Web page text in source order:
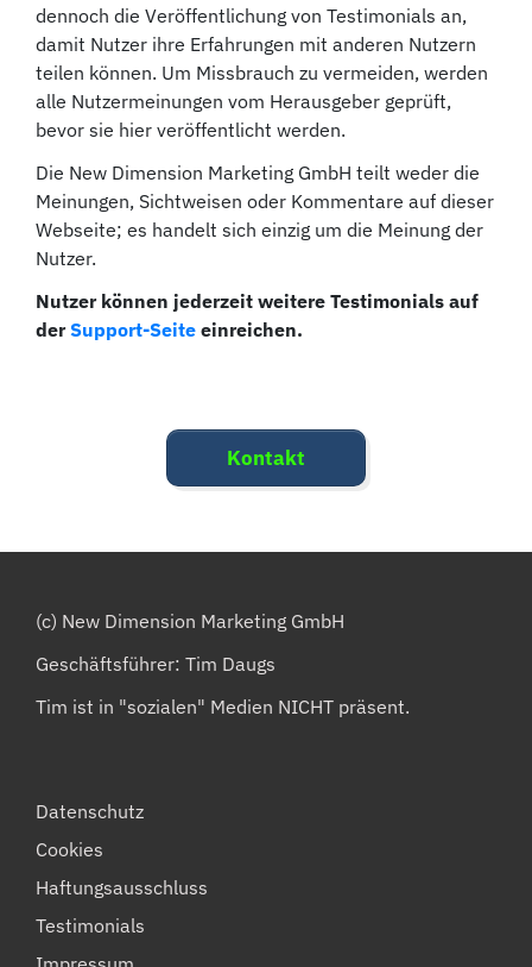
dennoch die Veröffentlichung von Testimonials an,
damit Nutzer ihre Erfahrungen mit anderen Nutzern
teilen können. Um Missbrauch zu vermeiden, werden
alle Nutzermeinungen vom Herausgeber geprüft,
bevor sie hier veröffentlicht werden.
Die New Dimension Marketing GmbH teilt weder die
Meinungen, Sichtweisen oder Kommentare auf dieser
Webseite; es handelt sich einzig um die Meinung der
Nutzer.
Nutzer können jederzeit weitere Testimonials auf
derSupport-Seite einreichen.
Kontakt
(c) New Dimension Marketing GmbH
Geschäftsführer: Tim Daugs
Tim ist in "sozialen" Medien NICHT präsent.
Datenschutz
Cookies
Haftungsausschluss
Testimonials